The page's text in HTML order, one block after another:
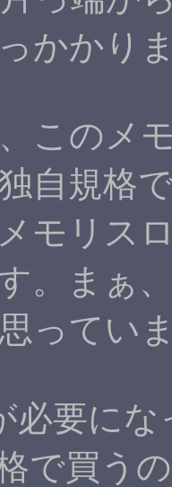
かかり
このメ
自規格
モリス
。まぁ
ってい
必要に
で買う